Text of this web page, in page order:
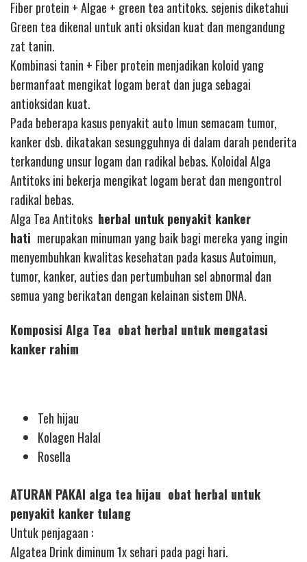
Fiber protein + Algae + green tea antitoks. sejenis diketahui
Green tea dikenal untuk anti oksidan kuat dan mengandung
zat tanin.
Kombinasi tanin + Fiber protein menjadikan koloid yang
bermanfaat mengikat logam berat dan juga sebagai
antioksidan kuat.
Pada beberapa kasus penyakit auto Imun semacam tumor,
kanker dsb. dikatakan sesungguhnya di dalam darah penderita
terkandung unsur logam dan radikal bebas. Koloidal Alga
Antitoks ini bekerja mengikat logam berat dan mengontrol
radikal bebas.
Alga Tea Antitoks herbal untuk penyakit kanker
hati merupakan minuman yang baik bagi mereka yang ingin
menyembuhkan kwalitas kesehatan pada kasus Autoimun,
tumor, kanker, auties dan pertumbuhan sel abnormal dan
semua yang berikatan dengan kelainan sistem DNA.
Komposisi Alga Tea obat herbal untuk mengatasi
kanker rahim
Teh hijau
Kolagen Halal
Rosella
ATURAN PAKAI alga tea hijau obat herbal untuk
penyakit kanker tulang
Untuk penjagaan :
Algatea Drink diminum 1x sehari pada pagi hari.